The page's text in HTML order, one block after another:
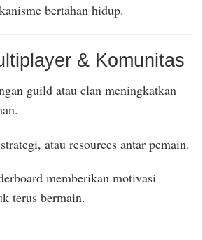
bertahan hidup.
& Komunitas
guild atau clan meningkatkan
atau resources antar pemain.
memberikan motivasi
terus bermain.